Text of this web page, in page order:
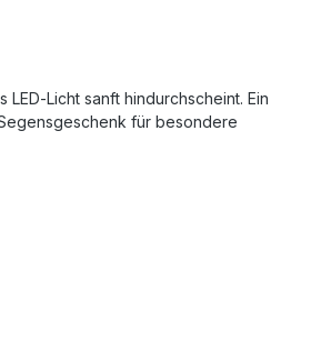
sanft hindurchscheint. Ein
für besondere